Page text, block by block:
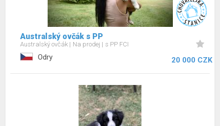
Australský ovčák s PP
Australský ovčák Na prodej s PP FCI
Odry 20 000 CZK